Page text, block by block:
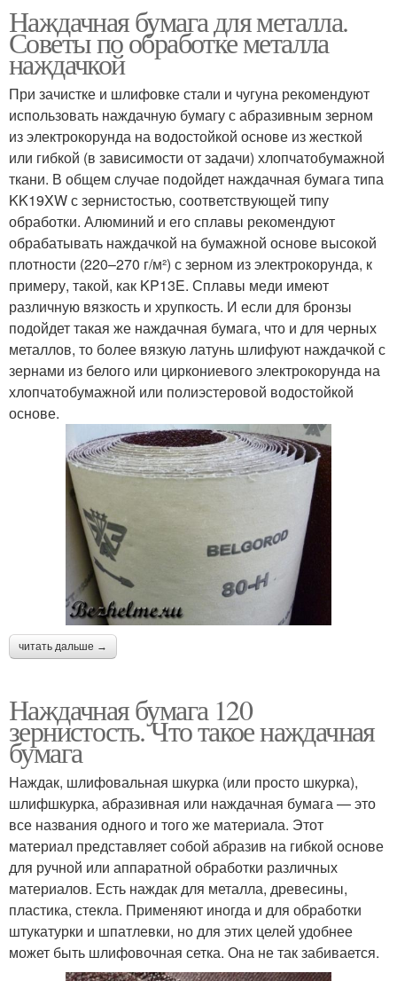
Наждачная бумага для металла.
Советы по обработке металла
наждачкой
При зачистке и шлифовке стали и чугуна рекомендуют
использовать наждачную бумагу с абразивным зерном
из электрокорунда на водостойкой основе из жесткой
или гибкой (в зависимости от задачи) хлопчатобумажной
ткани. В общем случае подойдет наждачная бумага типа
KK19XW с зернистостью, соответствующей типу
обработки. Алюминий и его сплавы рекомендуют
обрабатывать наждачкой на бумажной основе высокой
плотности (220–270 г/м²) с зерном из электрокорунда, к
примеру, такой, как KP13E. Сплавы меди имеют
различную вязкость и хрупкость. И если для бронзы
подойдет такая же наждачная бумага, что и для черных
металлов, то более вязкую латунь шлифуют наждачкой с
зернами из белого или циркониевого электрокорунда на
хлопчатобумажной или полиэстеровой водостойкой
основе.
читать дальше →
Наждачная бумага 120
зернистость. Что такое наждачная
бумага
Наждак, шлифовальная шкурка (или просто шкурка),
шлифшкурка, абразивная или наждачная бумага — это
все названия одного и того же материала. Этот
материал представляет собой абразив на гибкой основе
для ручной или аппаратной обработки различных
материалов. Есть наждак для металла, древесины,
пластика, стекла. Применяют иногда и для обработки
штукатурки и шпатлевки, но для этих целей удобнее
может быть шлифовочная сетка. Она не так забивается.